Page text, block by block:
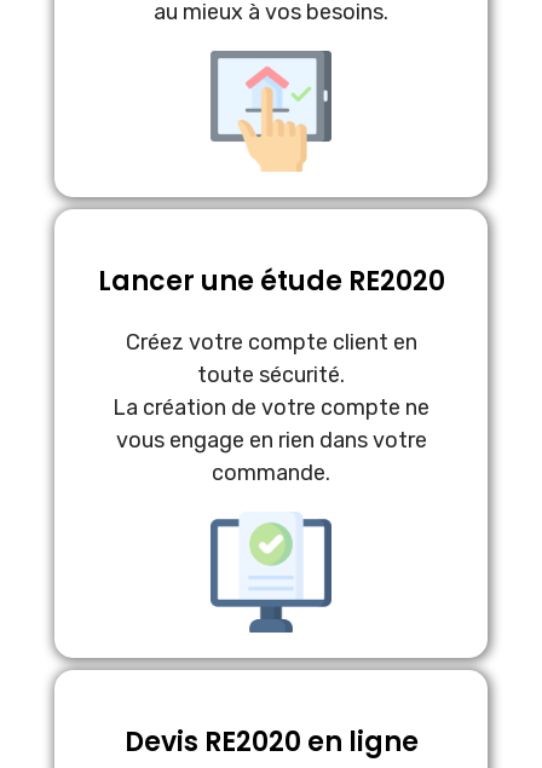
au mieux à vos besoins.
Lancer une étude RE2020
Créez votre compte client en
toute sécurité.
La création de votre compte ne
vous engage en rien dans votre
commande.
Devis RE2020 en ligne